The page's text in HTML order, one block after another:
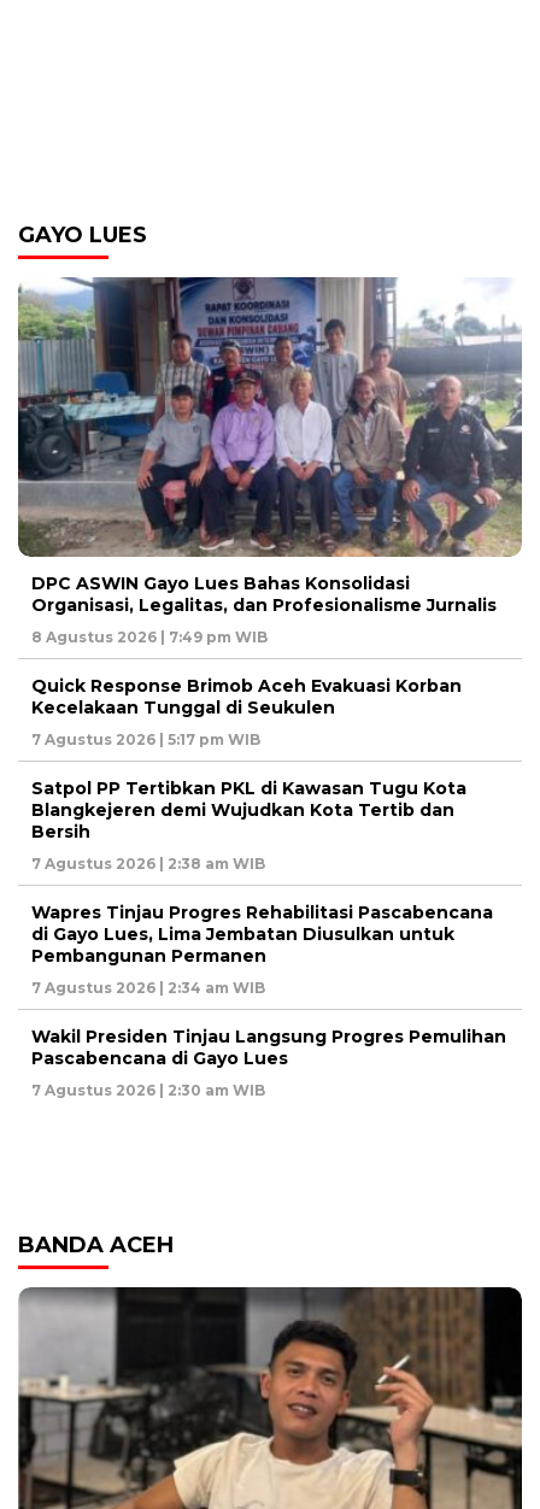
GAYO LUES
DPC ASWIN Gayo Lues Bahas Konsolidasi
Organisasi, Legalitas, dan Profesionalisme Jurnalis
8 Agustus 2026 | 7:49 pm WIB
Quick Response Brimob Aceh Evakuasi Korban
Kecelakaan Tunggal di Seukulen
7 Agustus 2026 | 5:17 pm WIB
Satpol PP Tertibkan PKL di Kawasan Tugu Kota
Blangkejeren demi Wujudkan Kota Tertib dan
Bersih
7 Agustus 2026 | 2:38 am WIB
Wapres Tinjau Progres Rehabilitasi Pascabencana
di Gayo Lues, Lima Jembatan Diusulkan untuk
Pembangunan Permanen
7 Agustus 2026 | 2:34 am WIB
Wakil Presiden Tinjau Langsung Progres Pemulihan
Pascabencana di Gayo Lues
7 Agustus 2026 | 2:30 am WIB
BANDA ACEH